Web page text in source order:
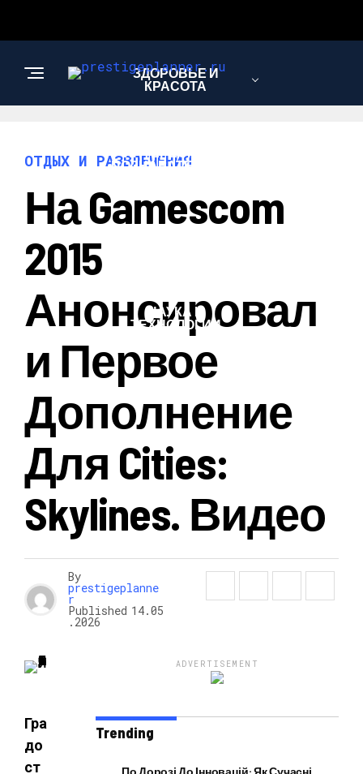
ЗДОРОВЬЕ И
КРАСОТА
ИНТЕРЕСНОЕ И
ПОЗНАВАТЕЛЬНОЕ
НАУКА И
ТЕХНОЛОГИИ
ОТДЫХ И РАЗВЛЕЧЕНИЯ
На Gamescom
2015
Анонсировал
И Первое
Дополнение
Для Cities:
Skylines. Видео
By
prestigeplanne
r
Published 14.05
.2026
Гра
до
ст
ADVERTISEMENT
Trending
По Дорозі До Інновацій: Як Сучасні